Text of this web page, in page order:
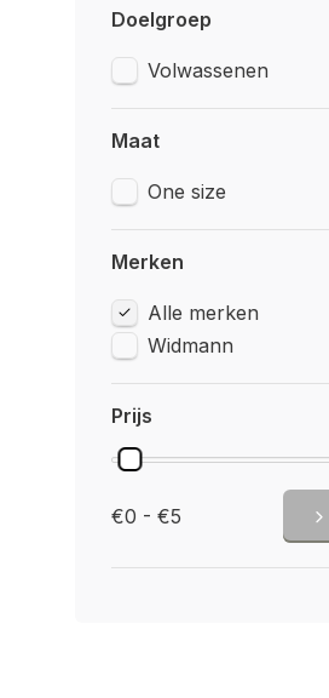
Doelgroep
Volwassenen
Maat
One size
Merken
Alle merken
Widmann
Prijs
€0 - €5